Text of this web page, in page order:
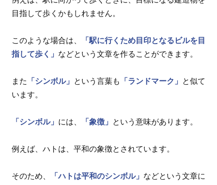
目指して歩くかもしれません。
このような場合は、
「駅に行くため目印となるビルを目
指して歩く」 などという文章を作ることができます。
また 「シンボル」 という言葉も 「ランドマーク」
と似て
います。
「シンボル」 には、 「象徴」 という意味があります。
例えば、ハトは、平和の象徴とされています。
そのため、 「ハトは平和のシンボル」 などという文章に